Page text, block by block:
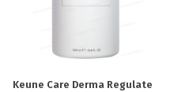
Keune Care Derma Regulate